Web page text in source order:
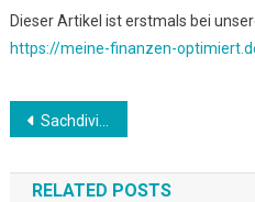
Dieser Artikel ist erstmals bei
https://meine-finanzen-
Beitrags-
Navigation
Sachdividenden
RELATED POSTS